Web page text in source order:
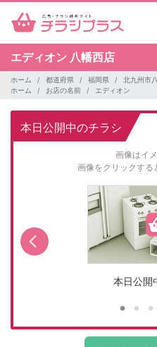
エディオン 八幡西店
ホーム 都道府県 福岡県
北九州市
ホーム
お店の名前 エディオン
本日公開中のチラシ
画像はイ
画像をクリックする
本日公開